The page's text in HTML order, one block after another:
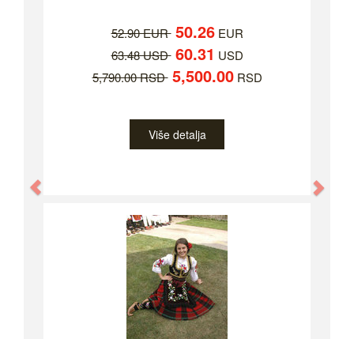
52.90 EUR 50.26EUR
63.48 USD 60.31 USD
5,790.00 RSD 5,500.00RSD
Više detalja